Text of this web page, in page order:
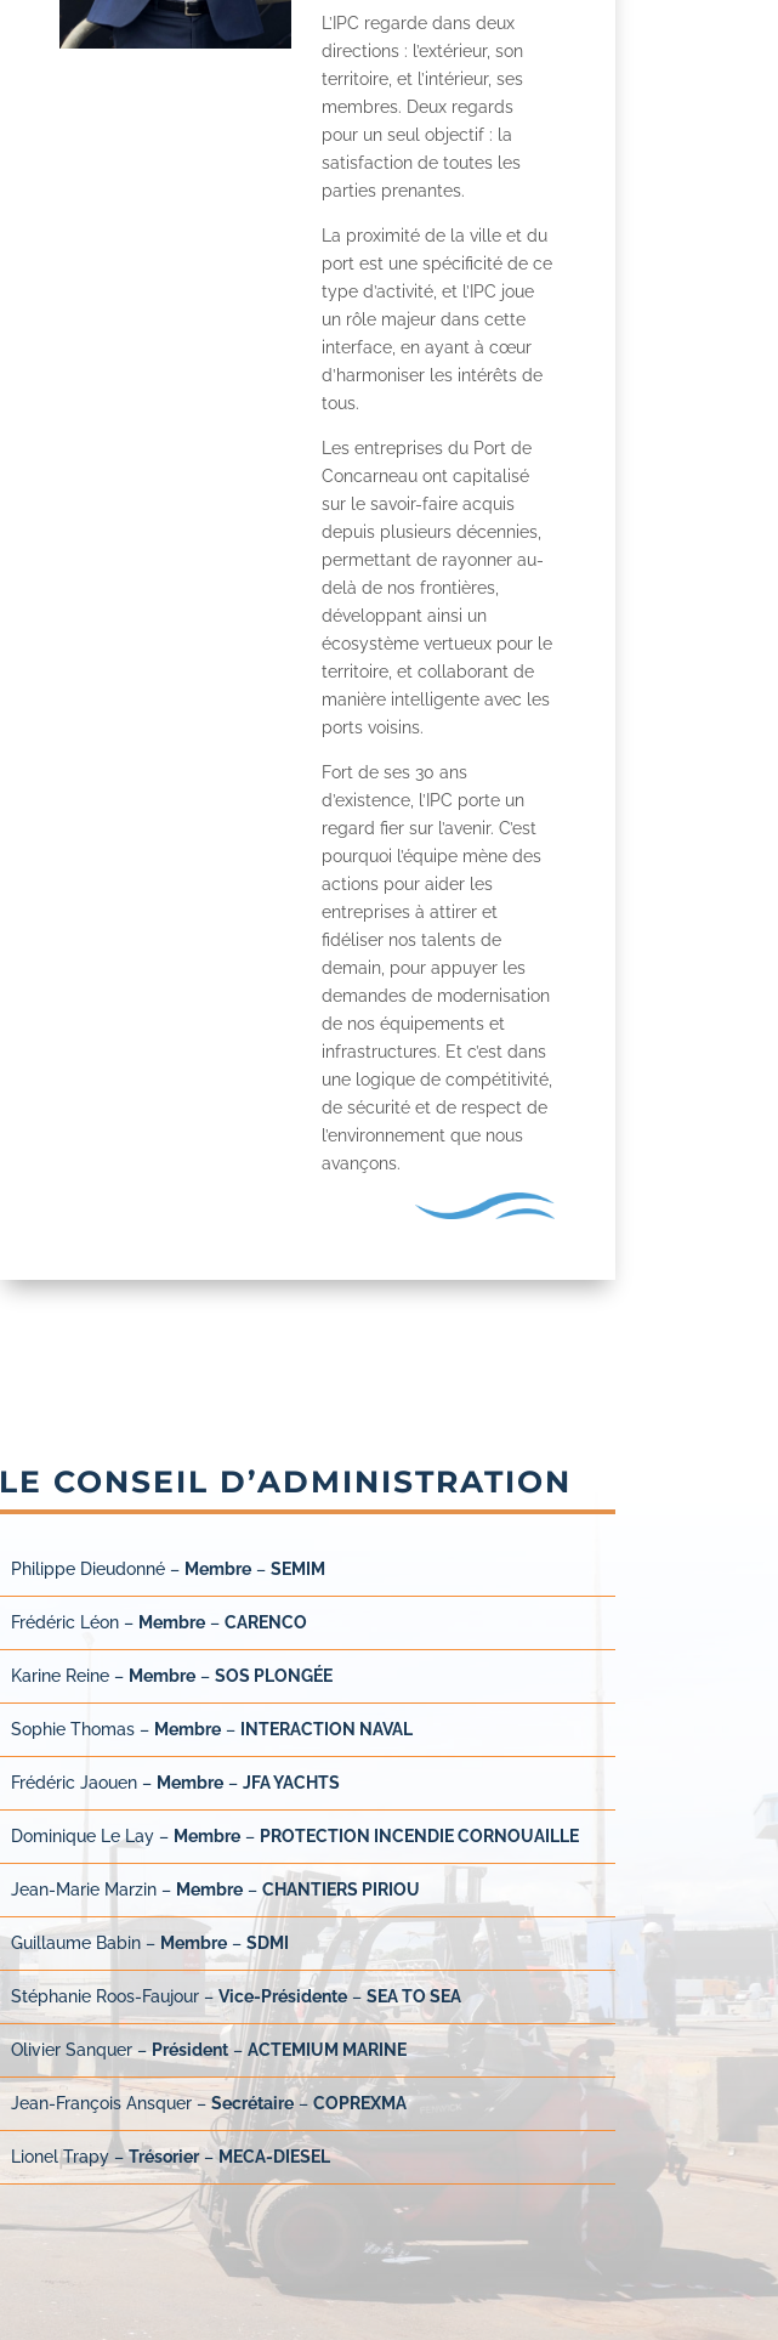
L’IPC regarde dans deux
directions : l’extérieur, son
territoire, et l’intérieur, ses
membres. Deux regards
pour un seul objectif : la
satisfaction de toutes les
parties prenantes.
La proximité de la ville et du
port est une spécificité de ce
type d’activité, et l’IPC joue
un rôle majeur dans cette
interface, en ayant à cœur
d’harmoniser les intérêts de
tous.
Les entreprises du Port de
Concarneau ont capitalisé
sur le savoir-faire acquis
depuis plusieurs décennies,
permettant de rayonner au-
delà de nos frontières,
développant ainsi un
écosystème vertueux pour le
territoire, et collaborant de
manière intelligente avec les
ports voisins.
Fort de ses 30 ans
d’existence, l’IPC porte un
regard fier sur l’avenir. C’est
pourquoi l’équipe mène des
actions pour aider les
entreprises à attirer et
fidéliser nos talents de
demain, pour appuyer les
demandes de modernisation
de nos équipements et
infrastructures. Et c’est dans
une logique de compétitivité,
de sécurité et de respect de
l’environnement que nous
avançons.
LE CONSEIL D’ADMINISTRATION
Philippe Dieudonné – Membre– SEMIM
Frédéric Léon – Membre– CARENCO
Karine Reine – Membre– SOS PLONGÉE
Sophie Thomas – Membre– INTERACTION NAVAL
Frédéric Jaouen – Membre– JFA YACHTS
Dominique Le Lay – Membre– PROTECTION INCENDIE CORNOUAILLE
Jean-Marie Marzin – Membre– CHANTIERS PIRIOU
Guillaume Babin– Membre– SDMI
Stéphanie Roos-Faujour – Vice-Présidente– SEA TO SEA
Olivier Sanquer –Président– ACTEMIUM MARINE
Jean-François Ansquer –Secrétaire– COPREXMA
Lionel Trapy –Trésorier–MECA-DIESEL